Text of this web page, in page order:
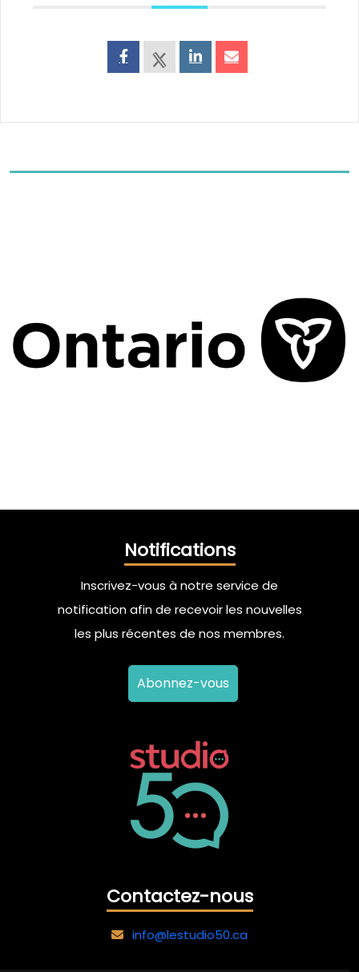
Contactez-nous
info@lestudio50.ca
Notifications
Inscrivez-vous à notre service de
notification afin de recevoir les nouvelles
les plus récentes de nos membres.
Abonnez-vous